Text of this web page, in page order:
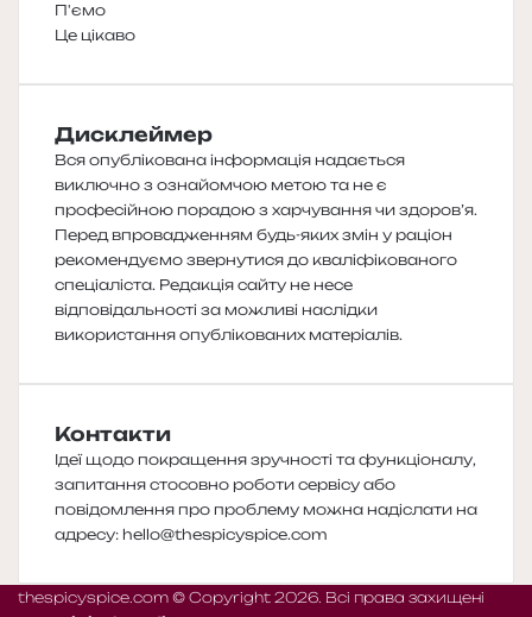
П'ємо
Це цікаво
Дисклеймер
Вся опублікована інформація надається
виключно з ознайомчою метою та не є
професійною порадою з харчування чи здоров’я.
Перед впровадженням будь-яких змін у раціон
рекомендуємо звернутися до кваліфікованого
спеціаліста. Редакція сайту не несе
відповідальності за можливі наслідки
використання опублікованих матеріалів.
Контакти
Ідеї щодо покращення зручності та функціоналу,
запитання стосовно роботи сервісу або
повідомлення про проблему можна надіслати на
адресу: hello@thespicyspice.com
thespicyspice.com © Copyright 2026. Всі права захищені